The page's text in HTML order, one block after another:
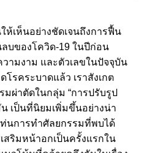
ห้เห็นอย่างชัดเจนถึงการฟื้น
บของโควิด-19 ในปีก่อน
ามงาม และตัวเลขในปัจจุบัน
โรคระบาดแล้ว เราสังเกต
มผ่าตัดในกลุ่ม “การปรับรูป
น เป็นที่นิยมเพิ่มขึ้นอย่างน่า
นการทำศัลยกรรมที่พบได้
สริมหน้าอกเป็นครั้งแรกใน